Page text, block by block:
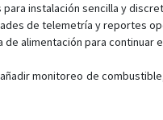
VT005
VT100
para instalación sencilla y
de telemetría y reportes
alimentación para continuar
monitoreo de